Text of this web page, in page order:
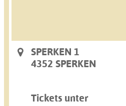
SPERKEN 1
4352 SPERKEN
Tickets unter